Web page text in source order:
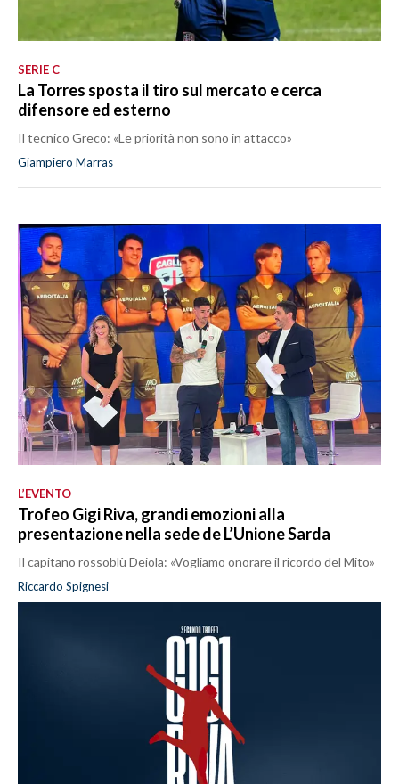
SERIE C
La Torres sposta il tiro sul mercato e cerca
difensore ed esterno
Il tecnico Greco: «Le priorità non sono in attacco»
Giampiero Marras
L’EVENTO
Trofeo Gigi Riva, grandi emozioni alla
presentazione nella sede de L’Unione Sarda
Il capitano rossoblù Deiola: «Vogliamo onorare il ricordo del Mito»
Riccardo Spignesi